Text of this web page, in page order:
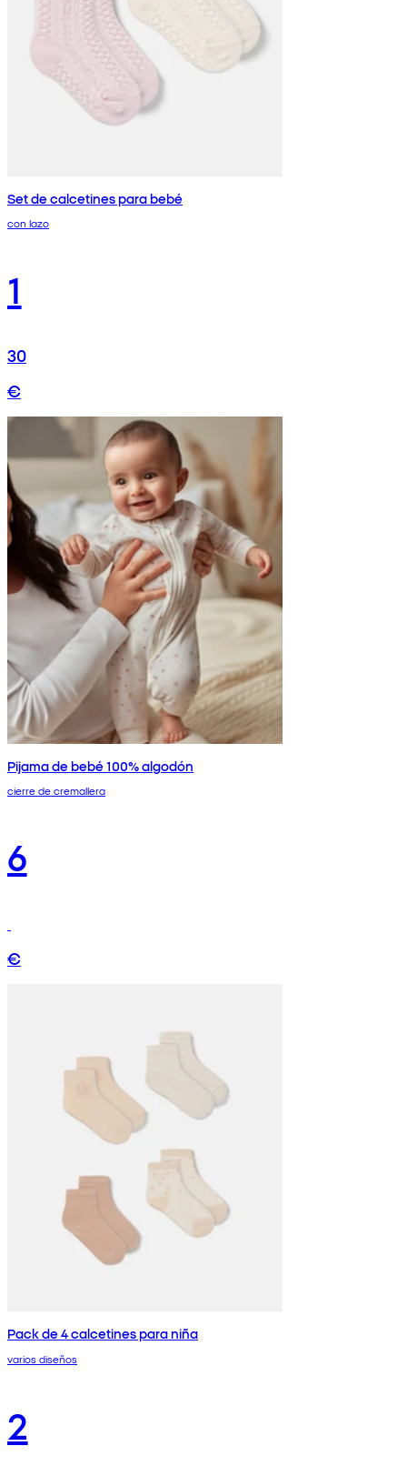
Set de calcetines para bebé
con lazo
1
30
€
Pijama de bebé 100% algodón
cierre de cremallera
6
€
Pack de 4 calcetines para niña
varios diseños
2